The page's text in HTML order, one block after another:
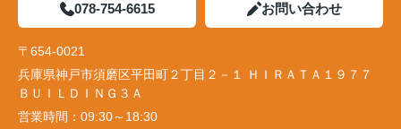
078-754-6615 お問い合わせ
〒654-0021
兵庫県神戸市須磨区平田町２丁目２－１ ＨＩＲＡＴＡ１９７７
ＢＵＩＬＤＩＮＧ３Ａ
営業時間： 09:30～18:30